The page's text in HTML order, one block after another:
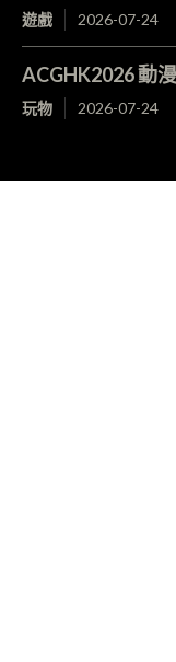
遊戲 2026-07-24
ACGHK2026 動
玩物 2026-07-24